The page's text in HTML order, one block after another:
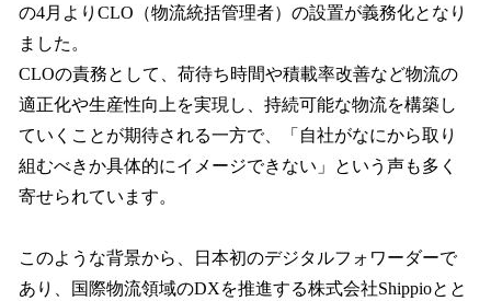
の4月よりCLO（物流統括管理者）の設置が義務化となり
ました。
CLOの責務として、荷待ち時間や積載率改善など物流の
適正化や生産性向上を実現し、持続可能な物流を構築し
ていくことが期待される一方で、「自社がなにから取り
組むべきか具体的にイメージできない」という声も多く
寄せられています。
このような背景から、日本初のデジタルフォワーダーで
あり、国際物流領域のDXを推進する株式会社Shippioとと